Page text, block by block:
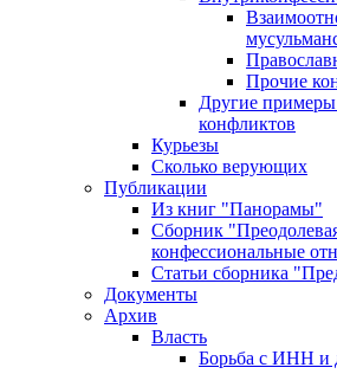
Прочие
Другие примеры
конфликтов
Курьезы
Сколько верующих
Публикации
Из книг "Панорамы"
Сборник
конфессиональные
Статьи сборника
Документы
Архив
Власть
Борьба с ИНН и